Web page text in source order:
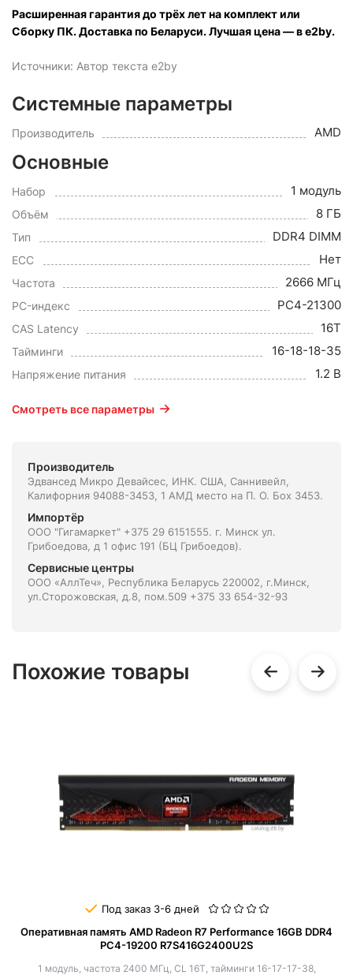
Расширенная гарантия до трёх лет на комплект или
Сборку ПК. Доставка по Беларуси. Лучшая цена — в e2by.
Источники: Автор текста e2by
Системные параметры
Производитель AMD
Основные
Набор 1 модуль
Объём 8 ГБ
Тип DDR4 DIMM
ECC Нет
Частота 2666 МГц
PC-индекс PC4-21300
CAS Latency 16T
Тайминги 16-18-18-35
Напряжение питания 1.2 В
Смотреть все параметры
Производитель
Эдвансед Микро Девайсес, ИНК. США, Саннивейл,
Калифорния 94088-3453, 1 АМД место на П. О. Боx 3453.
Импортёр
ООО "Гигамаркет" +375 29 6151555. г. Минск ул.
Грибоедова, д 1 офис 191 (БЦ Грибоедов).
Сервисные центры
ООО «АллТеч», Республика Беларусь 220002, г.Минск,
ул.Сторожовская, д.8, пом.509 +375 33 654-32-93
Похожие товары
Под заказ 3-6 дней
Оперативная память AMD Radeon R7 Performance 16GB DDR4
PC4-19200 R7S416G2400U2S
1 модуль, частота 2400 МГц, CL 16T, тайминги 16-17-17-38,